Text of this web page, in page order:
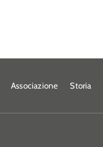
Associazione Storia